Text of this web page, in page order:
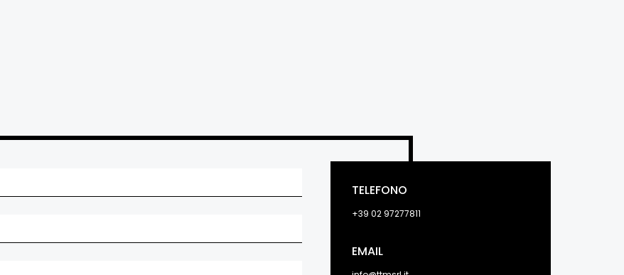
TELEFONO
+39 02 97277811
EMAIL